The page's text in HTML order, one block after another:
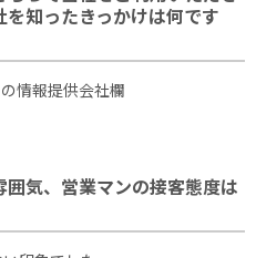
を知ったきっかけは何です
情報提供会社欄
気、営業マンの接客態度は